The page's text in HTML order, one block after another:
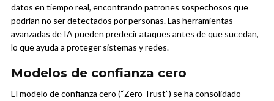
datos en tiempo real, encontrando patrones sospechosos que
podrían no ser detectados por personas. Las herramientas
avanzadas de IA pueden predecir ataques antes de que sucedan,
lo que ayuda a proteger sistemas y redes.
Modelos de confianza cero
El modelo de confianza cero (“Zero Trust”) se ha consolidado